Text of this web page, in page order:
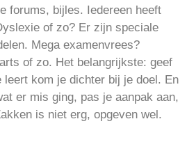
forums, bijles. Iedereen heeft
of zo? Er zijn speciale
Mega examenvrees?
of zo. Het belangrijkste: geef
leert kom je dichter bij je doel. En
er mis ging, pas je aanpak aan,
is niet erg, opgeven wel.